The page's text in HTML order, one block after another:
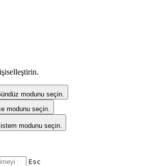
modunu seçin.
modunu seçin.
modunu seçin.
Esc